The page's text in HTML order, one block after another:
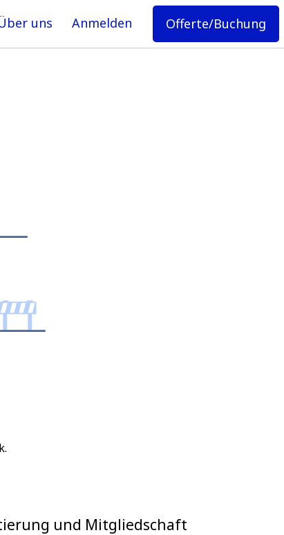
uns Anmelden Offerte/Buchung
und Mitgliedschaft